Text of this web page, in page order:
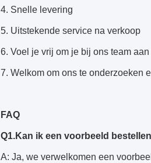
4. Snelle levering
5. Uitstekende service na verkoop
6. Voel je vrij om je bij ons team
7. Welkom om ons te onderzoeken
FAQ
Q1.Kan ik een voorbeeld
A: Ja, we verwelkomen een